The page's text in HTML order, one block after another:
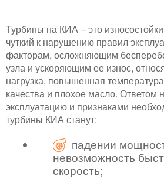
Турбины на КИА – это
чуткий к нарушению правил
факторам, осложняющим
узла и ускоряющим ее износ,
нагрузка, повышенная
качества и плохое масло. Ответом
эксплуатацию и признаками
турбины КИА станут:
падении
невозможность
скорость;